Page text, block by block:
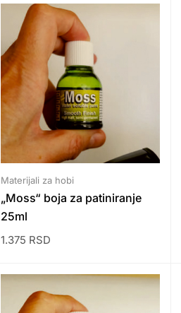
Materijali za hobi
„Moss“ boja za patiniranje
25ml
1.375 RSD